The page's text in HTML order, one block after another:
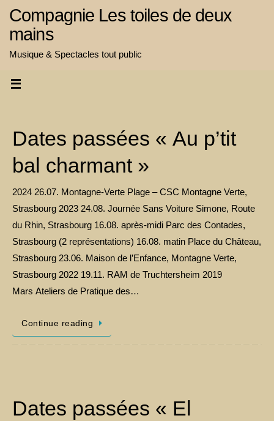
Passer
contenu
Compagnie Les toiles de deux
mains
Musique & Spectacles tout public
Dates passées « Au p’tit
bal charmant »
2024 26.07. Montagne-Verte Plage – CSC Montagne Verte,
Strasbourg 2023 24.08. Journée Sans Voiture Simone, Route
du Rhin, Strasbourg 16.08. après-midi Parc des Contades,
Strasbourg (2 représentations) 16.08. matin Place du Château,
Strasbourg 23.06. Maison de l’Enfance, Montagne Verte,
Strasbourg 2022 19.11. RAM de Truchtersheim 2019
Mars Ateliers de Pratique des…
Continue reading
Dates passées « El